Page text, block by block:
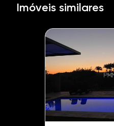
Imóveis similares